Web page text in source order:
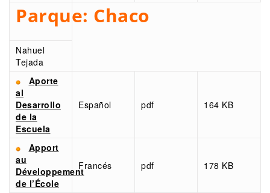
Parque: Chaco
Nahuel
Tejada
Aporte
al
Desarrollo
de la
Escuela
Español pdf 164 KB
Apport
au
Développement
de l’École
Francés pdf 178 KB